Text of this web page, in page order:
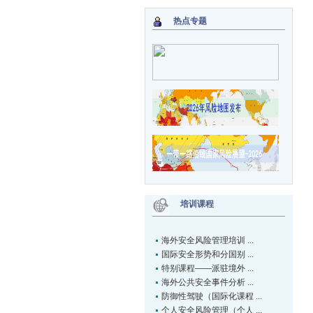
热点专题
培训课程
海外安全风险管理培训 ...
国际安全形势和分国别 ...
特别课程——派驻境外 ...
海外公共安全事件分析 ...
防御性驾驶（国际化课程 ...
个人安全风险管理（个人 ...